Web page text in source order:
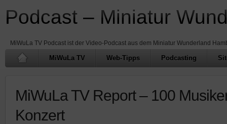
Podcast – Miniatur
MiWuLa TV Podcast ist der Video-Podcast aus dem Miniatur Wunderland
MiWuLa TV Web-Tipps Podcasting
MiWuLa TV Report – 100
Konzert